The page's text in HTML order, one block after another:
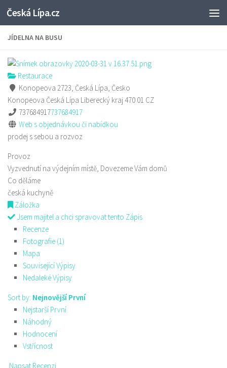
Skip to content
Česká Lípa.cz
JÍDELNA NA BUSU
Restaurace
Konopeova 2723, Česká Lípa, Česko
Konopeova Česká Lípa Liberecký kraj470 01 CZ
737684917737684917
Web s objednávkou či nabídkou
prodej s sebou a rozvoz
Provoz
Vyzvednutí na výdejním místě, Dovezeme Vám domů
Co děláme
česká kuchyně
Záložka
Jsem majitel a chci spravovat tento Zápis
Recenze
Fotografie (1)
Mapa
Související Výpisy
Nedaleké Výpisy
Sort by: Nejnovější První
Nejstarší První
Náhodný
Hodnocení
Vstřícnost
Napsat Recenzi